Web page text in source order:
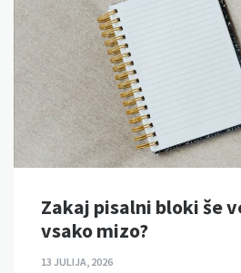
Zakaj pisalni bloki še
vsako mizo?
13 JULIJA, 2026